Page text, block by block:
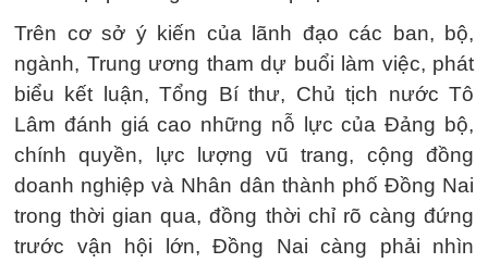
Trên cơ sở ý kiến của lãnh đạo các ban, bộ,
ngành, Trung ương tham dự buổi làm việc, phát
biểu kết luận, Tổng Bí thư, Chủ tịch nước Tô
Lâm đánh giá cao những nỗ lực của Đảng bộ,
chính quyền, lực lượng vũ trang, cộng đồng
doanh nghiệp và Nhân dân thành phố Đồng Nai
trong thời gian qua, đồng thời chỉ rõ càng đứng
trước vận hội lớn, Đồng Nai càng phải nhìn